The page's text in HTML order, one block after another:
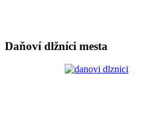
Daňoví dlžníci mesta